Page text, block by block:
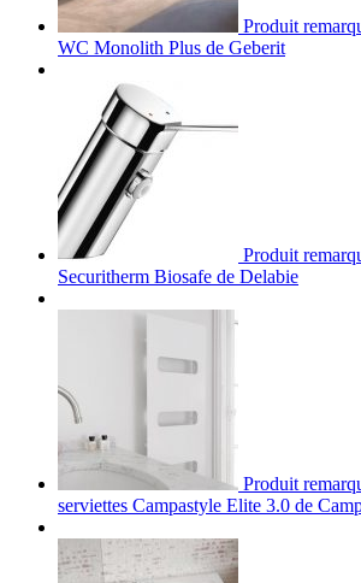
Produit
WC Monolith Plus de Geberit
Produit
Securitherm Biosafe de Delabie
Produit
serviettes Campastyle Elite 3.0 de